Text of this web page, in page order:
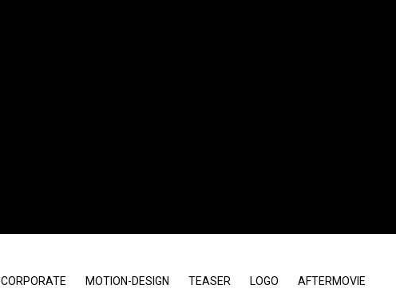
CORPORATE MOTION-DESIGN TEASER LOGO AFTERMOVIE